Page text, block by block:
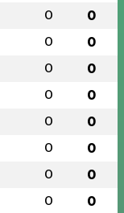
0 0
0 0
0 0
0 0
0 0
0 0
0 0
0 0